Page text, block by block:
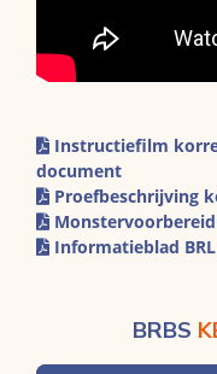
Instructiefilm
document
Proefbeschrijving
Informatieblad
BRBS